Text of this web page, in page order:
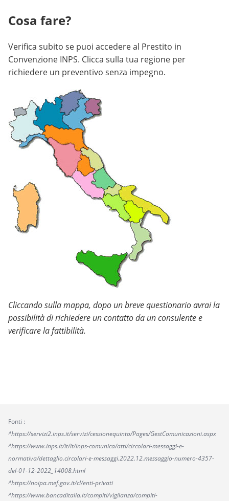
Cosa fare?
Verifica subito se puoi accedere al Prestito in
Convenzione INPS. Clicca sulla tua regione per
richiedere un preventivo senza impegno.
Cliccando sulla mappa, dopo un breve questionario avrai la
possibilità di richiedere un contatto da un consulente e
verificare la fattibilità.
Fonti :
^https://servizi2.inps.it/servizi/cessionequinto/Pages/GestComunicazioni.aspx
^https://www.inps.it/it/it/inps-comunica/atti/circolari-messaggi-e-
normativa/dettaglio.circolari-e-messaggi.2022.12.messaggio-numero-4357-
del-01-12-2022_14008.html
^https://noipa.mef.gov.it/cl/enti-privati
^https://www.bancaditalia.it/compiti/vigilanza/compiti-